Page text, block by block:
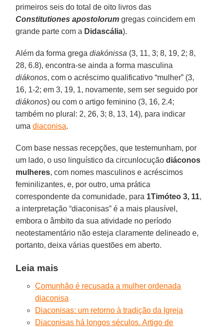
primeiros seis do total de oito livros das
Constitutiones apostolorum gregas coincidem em
grande parte com a Didascália).
Além da forma gregadiakónissa (3, 11, 3; 8, 19, 2; 8,
28, 6.8), encontra-se ainda a forma masculina
diákonos, com o acréscimo qualificativo “mulher” (3,
16, 1-2; em 3, 19, 1, novamente, sem ser seguido por
diákonos) ou com o artigo feminino (3, 16, 2.4;
também no plural: 2, 26, 3; 8, 13, 14), para indicar
umadiaconisa.
Com base nessas recepções, que testemunham, por
um lado, o uso linguístico da circunlocuçãodiáconos
mulheres, com nomes masculinos e acréscimos
feminilizantes, e, por outro, uma prática
correspondente da comunidade, para 1Timóteo 3, 11,
a interpretação “diaconisas” é a mais plausível,
embora o âmbito da sua atividade no período
neotestamentário não esteja claramente delineado e,
portanto, deixa várias questões em aberto.
Leia mais
Comunhão é recusada a mulher ordenada
diaconisa
Diaconisas: um retorno à tradição da Igreja
Diaconisas há longos séculos. Artigo de